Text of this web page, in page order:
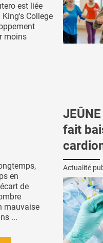
est liée
College
moins
en
de
mauvaise
...
fait
Actualité